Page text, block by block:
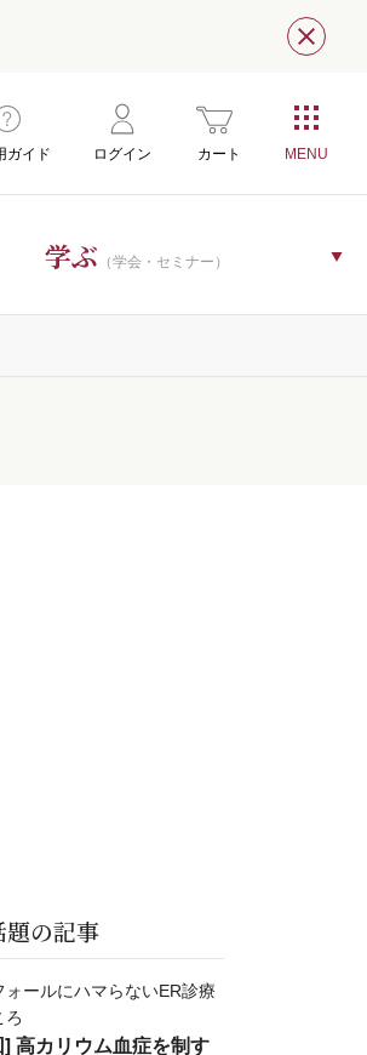
閉じ
ガイド ログイン カート
学ぶ （学会・セミナー）
題の記事
ォールにハマらないER診療
ろ
高カリウム血症を制す